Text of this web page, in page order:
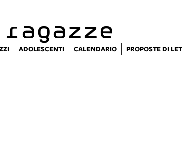
e
ADOLESCENTI CALENDARIO PROPOSTE DI